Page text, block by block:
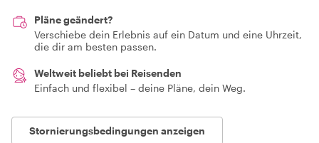
Pläne geändert?
Verschiebe dein Erlebnis auf ein Datum und eine Uhrzeit,
die dir am besten passen.
Weltweit beliebt bei Reisenden
Einfach und flexibel – deine Pläne, dein Weg.
Stornierungsbedingungen anzeigen